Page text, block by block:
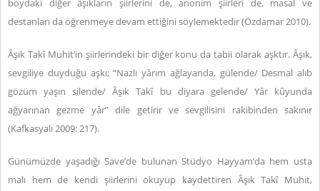
boydaki diğer âşıkların şiirlerini de, anonim şiirleri de, masal ve
destanları da öğrenmeye devam ettiğini söylemektedir (Özdamar 2010).
Âşık Takî Muhit’in şiirlerindeki bir diğer konu da tabii olarak aşktır. Âşık,
sevgiliye duyduğu aşkı; “Nazlı yârım ağlayanda, gülende/ Desmal alıb
gözüm yaşın silende/ Âşık Takî bu diyara gelende/ Yâr kûyunda
ağyarınan gezme yâr” dile getirir ve sevgilisini rakibinden sakınır
(Kafkasyalı 2009: 217).
Günümüzde yaşadığı Save’de bulunan Stüdyo Hayyam’da hem usta
malı hem de kendi şiirlerini okuyup kaydettiren Âşık Takî Muhit,